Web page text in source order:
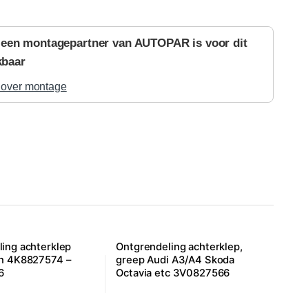
montagepartner van AUTOPAR is voor dit
montage
achterklep
4K8827574 –
Ontgrendeling achterklep,
greep Audi A3/A4 Skoda
Octavia etc 3V0827566